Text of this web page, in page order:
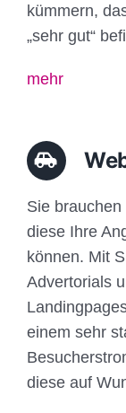
kümmern,
„sehr gut“
mehr
Sie
diese Ihre
können. Mit
Advertorials
einem sehr
diese auf